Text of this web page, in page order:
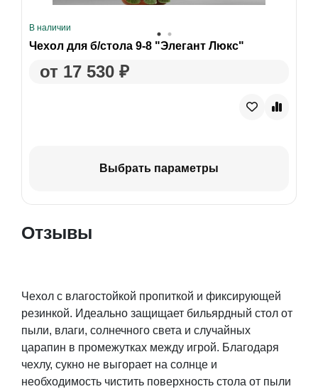
В наличии
Чехол для б/стола 9-8 "Элегант Люкс"
от 17 530 ₽
Выбрать параметры
Отзывы
Чехол с влагостойкой пропиткой и фиксирующей
резинкой. Идеально защищает бильярдный стол от
пыли, влаги, солнечного света и случайных
царапин в промежутках между игрой. Благодаря
чехлу, сукно не выгорает на солнце и
необходимость чистить поверхность стола от пыли